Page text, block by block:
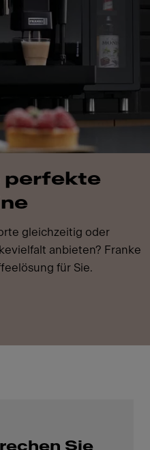
perfekte
gleichzeitig oder
anbieten? Franke
für Sie.
Sie